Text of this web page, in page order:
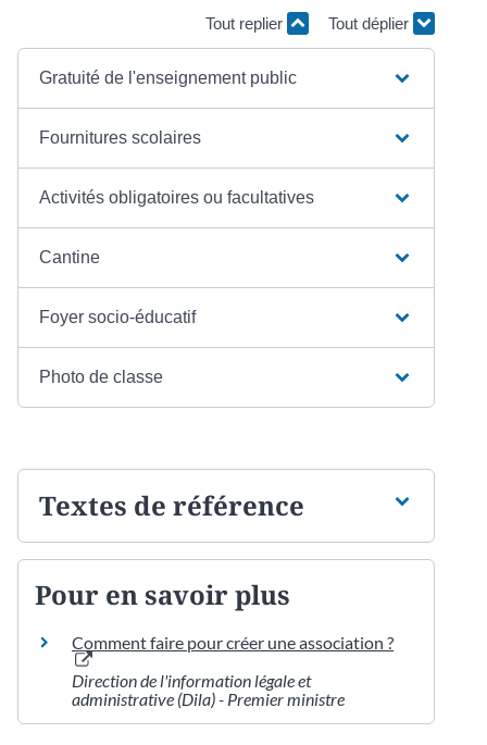
Tout replier Tout déplier
Gratuité de l'enseignement public
Fournitures scolaires
Activités obligatoires ou facultatives
Cantine
Foyer socio-éducatif
Photo de classe
Textes de référence
Pour en savoir plus
Comment faire pour créer une association ?
Direction de l'information légale et
administrative (Dila) - Premier ministre